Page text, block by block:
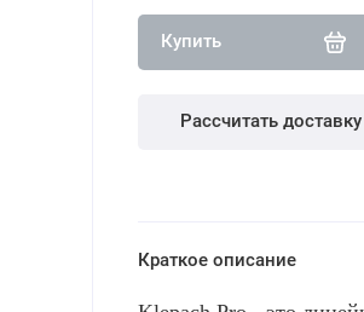
Купить
Рассчитать доставку
Краткое описание